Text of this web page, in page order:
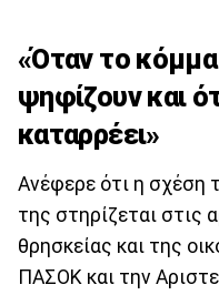
«Όταν το κόμμα
ψηφίζουν και
καταρρέει»
Ανέφερε ότι η
της στηρίζεται στις
θρησκείας και της
ΠΑΣΟΚ και την